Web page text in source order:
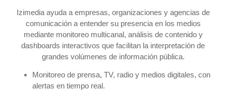
Izimedia ayuda a empresas, organizaciones y agencias de
comunicación a entender su presencia en los medios
mediante monitoreo multicanal, análisis de contenido y
dashboards interactivos que facilitan la interpretación de
grandes volúmenes de información pública.
Monitoreo de prensa, TV, radio y medios digitales, con
alertas en tiempo real.